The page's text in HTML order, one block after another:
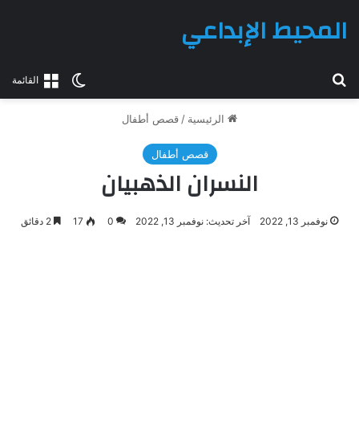
القائمةالوضع
المحيط الإبداعي
الرئيسية / قصص أطفال
قصص أطفال
النسران الذهبيان
نوفمبر 13, 2022 آخر تحديث: نوفمبر 13, 2022 0
17